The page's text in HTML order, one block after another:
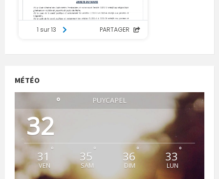
MÉTÉO
PUYCAPEL
32
°
31 °
VEN
35 °
SAM
36°
DIM
33 °
LUN